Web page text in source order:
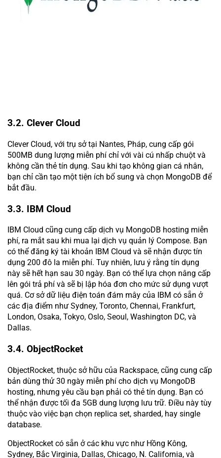
3.2. Clever Cloud
Clever Cloud, với trụ sở tại Nantes, Pháp, cung cấp gói
500MB dung lượng miễn phí chỉ với vài cú nhấp chuột và
không cần thẻ tín dụng. Sau khi tạo không gian cá nhân,
bạn chỉ cần tạo một tiện ích bổ sung và chọn MongoDB để
bắt đầu.
3.3. IBM Cloud
IBM Cloud cũng cung cấp dịch vụ MongoDB hosting miễn
phí, ra mắt sau khi mua lại dịch vụ quản lý Compose. Bạn
có thể đăng ký tài khoản IBM Cloud và sẽ nhận được tín
dụng 200 đô la miễn phí. Tuy nhiên, lưu ý rằng tín dụng
này sẽ hết hạn sau 30 ngày. Bạn có thể lựa chọn nâng cấp
lên gói trả phí và sẽ bị lập hóa đơn cho mức sử dụng vượt
quá. Cơ sở dữ liệu điện toán đám mây của IBM có sẵn ở
các địa điểm như Sydney, Toronto, Chennai, Frankfurt,
London, Osaka, Tokyo, Oslo, Seoul, Washington DC, và
Dallas.
3.4. ObjectRocket
ObjectRocket, thuộc sở hữu của Rackspace, cũng cung cấp
bản dùng thử 30 ngày miễn phí cho dịch vụ MongoDB
hosting, nhưng yêu cầu bạn phải có thẻ tín dụng. Bạn có
thể nhận được tối đa 5GB dung lượng lưu trữ. Điều này tùy
thuộc vào việc bạn chọn replica set, sharded, hay single
database.
ObjectRocket có sẵn ở các khu vực như Hồng Kông,
Sydney, Bắc Virginia, Dallas, Chicago, N. California, và